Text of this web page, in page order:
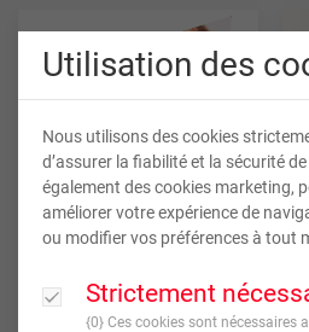
Utilisation des
Nous utilisons des cookies
d’assurer la fiabilité et la sécurité
également des cookies marketing,
améliorer votre expérience de
ou modifier vos préférences à tout
Strictement
{0} Ces cookies sont nécessaires
Posters